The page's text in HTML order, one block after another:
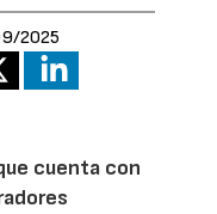
2025
cuenta con